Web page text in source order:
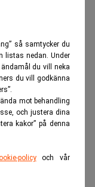
så samtycker du
listas nedan. Under
du vill neka
du vill godkänna
mot behandling
och justera dina
kakor” på denna
policyoch vår